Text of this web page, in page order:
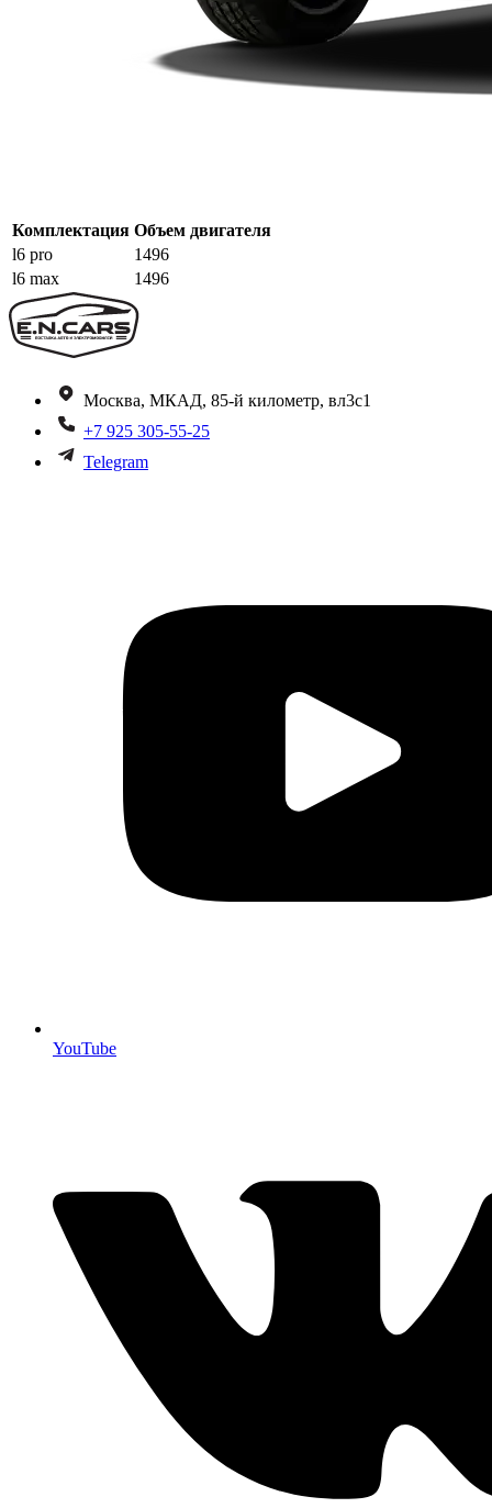
Комплектация Объем двигателя
l6 pro
1496
l6 max
1496
Москва, МКАД, 85-й километр, вл3с1
+7 925 305-55-25
Telegram
YouTube